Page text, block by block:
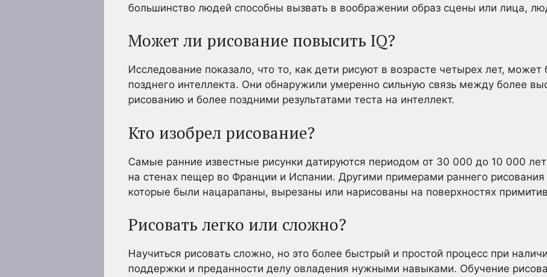
большинство людей способны вызвать в воображении образ сцены или лица,
Может ли рисование повысить IQ?
Исследование показало, что то, как дети рисуют в возрасте четырех лет,
позднего интеллекта. Они обнаружили умеренно сильную связь между более
рисованию и более поздними результатами теста на интеллект.
Кто изобрел рисование?
Самые ранние известные рисунки датируются периодом от 30 000 до 10 000
на стенах пещер во Франции и Испании. Другими примерами раннего рисования
которые были нацарапаны, вырезаны или нарисованы на поверхностях
Рисовать легко или сложно?
Научиться рисовать сложно, но это более быстрый и простой процесс при
поддержки и преданности делу овладения нужными навыками. Обучение